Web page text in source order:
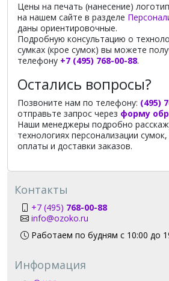
Цены на печать (нанесение)
на нашем сайте в разделе
даны ориентировочные.
Подробную консультацию о
сумках (крое сумок) вы можете
телефону +7 (495) 768-00-88.
Остались вопросы?
Позвоните нам по телефону: (495)
отправьте запрос через форму
Наши менеджеры подробно
технологиях персонализации
оплаты и доставки заказов.
Контакты
+7 (495) 768-00-88
info@ozoko.ru
Работаем по будням с 10:00 до
Информация